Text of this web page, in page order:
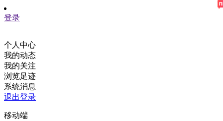
登录
个人中心
我的动态
我的关注
浏览足迹
系统消息
退出登录
移动端